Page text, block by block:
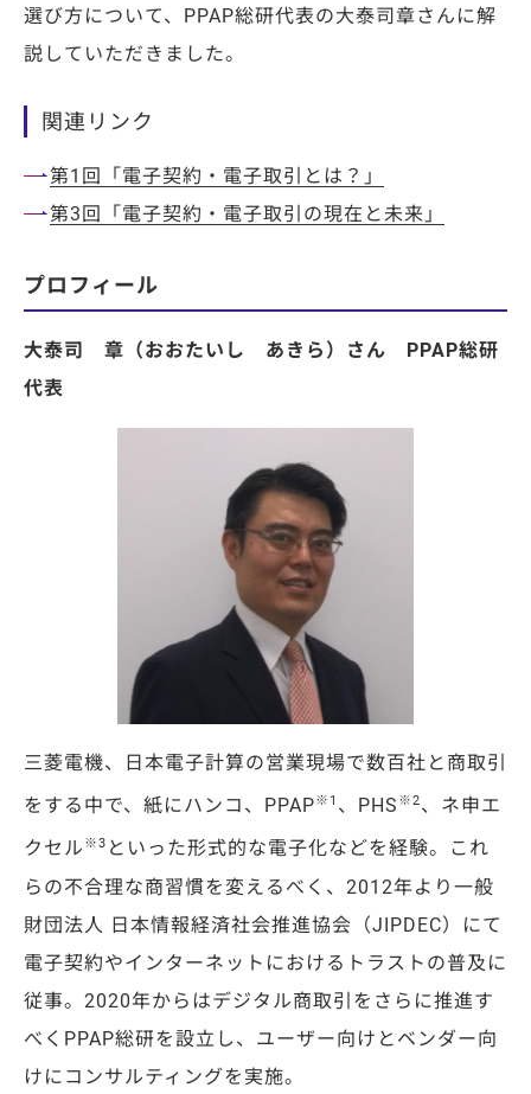
選び方について、PPAP総研代表の大泰司章さんに解
説していただきました。
関連リンク
第1回「電子契約・電子取引とは？」
第3回「電子契約・電子取引の現在と未来」
プロフィール
大泰司 章（おおたいし あきら）さん PPAP総研
代表
三菱電機、日本電子計算の営業現場で数百社と商取引
をする中で、紙にハンコ、PPAP※1 、PHS ※2、ネ申エ
クセル ※3 といった形式的な電子化などを経験。これ
らの不合理な商習慣を変えるべく、2012年より一般
財団法人 日本情報経済社会推進協会（JIPDEC）にて
電子契約やインターネットにおけるトラストの普及に
従事。2020年からはデジタル商取引をさらに推進す
べくPPAP総研を設立し、ユーザー向けとベンダー向
けにコンサルティングを実施。